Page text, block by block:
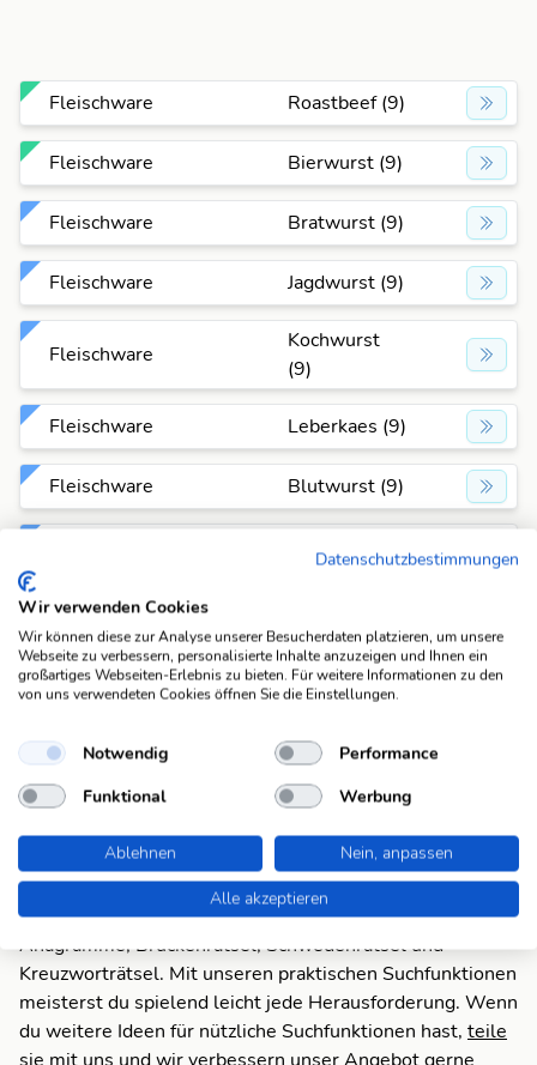
Fleischware Roastbeef (9)
Fleischware Bierwurst (9)
Fleischware Bratwurst (9)
Fleischware Jagdwurst (9)
Fleischware
Kochwurst
(9)
Fleischware Leberkaes (9)
Fleischware Blutwurst (9)
Presskopf (9)
Fleischware
Fleischware
Bockwurst
(9)
geräucherte
Mettwurst
Suchfunktionen
Die KWDB ist dein zuverlässiger Partner für
verschiedene Arten von Rätseln, darunter Schüttelrätsel,
Anagramme, Brückenrätsel, Schwedenrätsel und
Kreuzworträtsel. Mit unseren praktischen Suchfunktionen
meisterst du spielend leicht jede Herausforderung. Wenn
du weitere Ideen für nützliche Suchfunktionen hast, teile
Datenschutzbestimmungen
Wir verwenden Cookies
Wir können diese zur Analyse unserer Besucherdaten platzieren, um unsere
Webseite zu verbessern, personalisierte Inhalte anzuzeigen und Ihnen ein
großartiges Webseiten-Erlebnis zu bieten. Für weitere Informationen zu den
von uns verwendeten Cookies öffnen Sie die Einstellungen.
Notwendig
Performance
Funktional
Werbung
Ablehnen
Nein, anpassen
Alle akzeptieren